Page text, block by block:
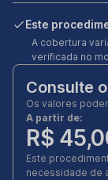
Este
A cobertura
verificada no
Consulte
Os valores
A partir de:
R$
Este
necessidade de